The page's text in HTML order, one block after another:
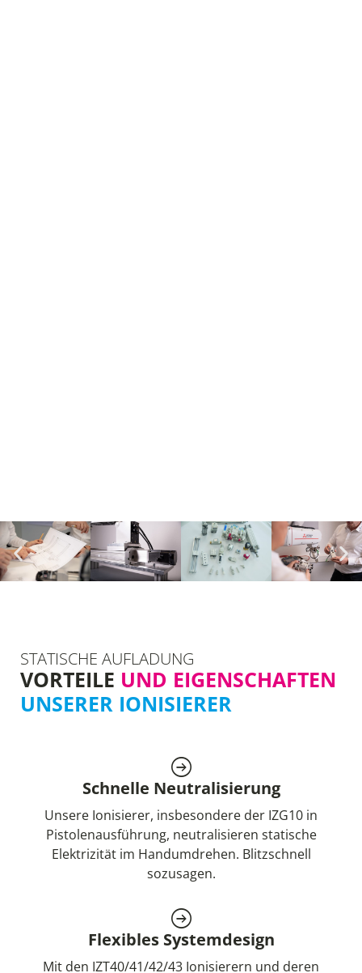
STATISCHE AUFLADUNG
VORTEILE UND EIGENSCHAFTEN
UNSERER IONISIERER
Schnelle Neutralisierung
Unsere Ionisierer, insbesondere der IZG10 in
Pistolenausführung, neutralisieren statische
Elektrizität im Handumdrehen. Blitzschnell
sozusagen.
Flexibles Systemdesign
Mit den IZT40/41/42/43 Ionisierern und deren